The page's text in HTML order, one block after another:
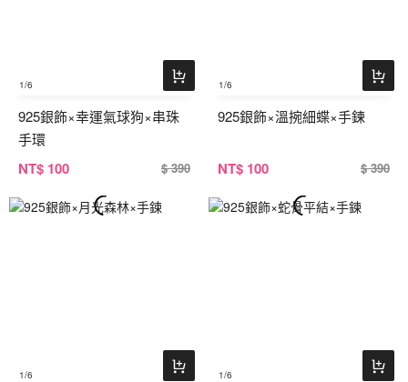
1/6
925銀飾×幸運氣球狗×串珠
手環
NT$ 100 $ 390
1/6
925銀飾×溫捥細蝶×手鍊
NT$ 100 $ 390
1/6 1/6